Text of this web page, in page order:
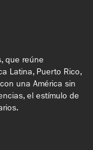
que reúne
Latina, Puerto Rico,
una América sin
el estímulo de